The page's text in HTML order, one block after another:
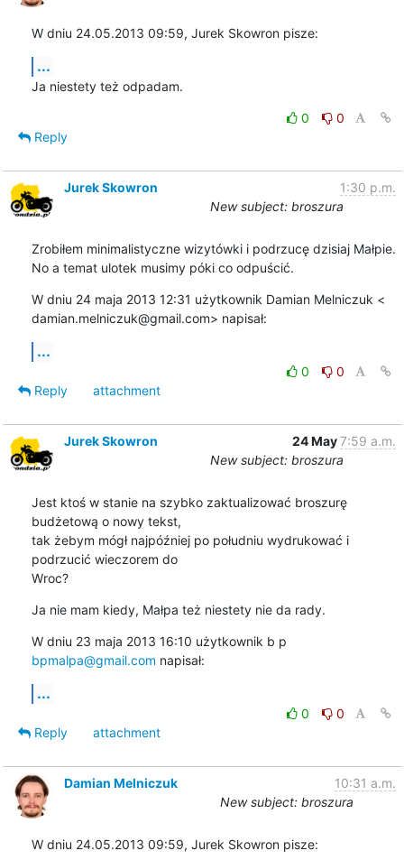
W dniu 24.05.2013 09:59, Jurek Skowron pisze:
...
Ja niestety też odpadam.
0
0
Reply
Jurek Skowron
1:30 p.m.
New subject: broszura
Zrobiłem minimalistyczne wizytówki i podrzucę dzisiaj Małpie.
No a temat ulotek musimy póki co odpuścić.
W dniu 24 maja 2013 12:31 użytkownik Damian Melniczuk <
damian.melniczuk@gmail.com> napisał:
...
0
0
Reply
attachment
Jurek Skowron 24 May7:59 a.m.
New subject: broszura
Jest ktoś w stanie na szybko zaktualizować broszurę
budżetową o nowy tekst,
tak żebym mógł najpóźniej po południu wydrukować i
podrzucić wieczorem do
Wroc?
Ja nie mam kiedy, Małpa też niestety nie da rady.
bpmalpa@gmail.com napisał:
...
0
0
Reply
attachment
Damian Melniczuk
10:31 a.m.
New subject: broszura
W dniu 24.05.2013 09:59, Jurek Skowron pisze: